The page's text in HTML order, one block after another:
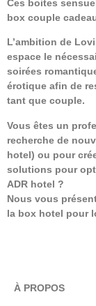
Ces boites
box couple
L’ambition de
espace le
soirées
érotique afin de
tant que couple.
Vous êtes un
recherche de
hotel) ou pour
solutions pour
ADR hotel ?
Nous vous
la box hotel pour
À PROPOS